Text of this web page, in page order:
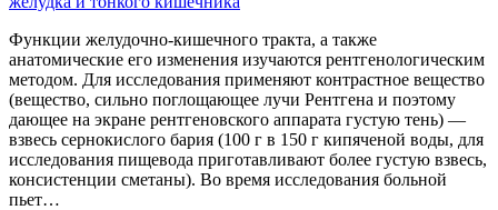
Функции желудочно-кишечного тракта, а также
анатомические его изменения изучаются рентгенологическим
методом. Для исследования применяют контрастное вещество
(вещество, сильно поглощающее лучи Рентгена и поэтому
дающее на экране рентгеновского аппарата густую тень) —
взвесь сернокислого бария (100 г в 150 г кипяченой воды, для
исследования пищевода приготавливают более густую взвесь,
консистенции сметаны). Во время исследования больной
пьет…